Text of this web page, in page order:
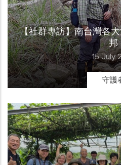
【社群專訪】南台灣各
邦
15 July
守護